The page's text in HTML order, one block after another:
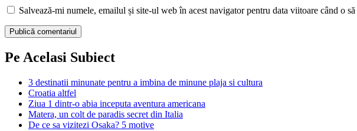
Salvează-mi numele, emailul și site-ul web în acest navigator pentru data viitoare când o să
Pe Acelasi Subiect
3 destinatii minunate pentru a imbina de minune plaja si cultura
Croatia altfel
Ziua 1 dintr-o abia inceputa aventura americana
Matera, un colt de paradis secret din Italia
De ce sa vizitezi Osaka? 5 motive